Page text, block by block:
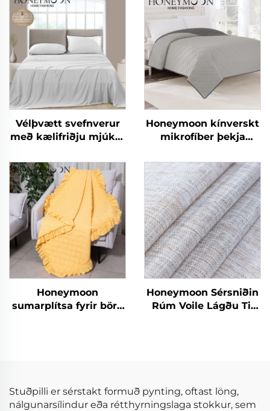
Vélþvætt svefnverur
með kælifriðju mjúkar
Honeymoon kínverskt
mikrofíber þekja
svefnpokar og hylki
Honeymoon
sumarplítsa fyrir börn
Honeymoon Sérsniðin
Rúm Voile Lágðu Til
Stuðpilli er sérstakt formuð pynting, oftast löng,
nálgunarsílindur eða rétthyrningslaga stokkur, sem